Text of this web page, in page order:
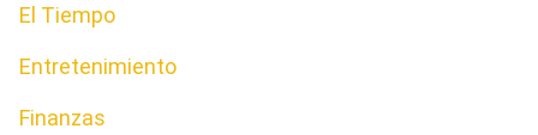
El Tiempo
Entretenimiento
Finanzas